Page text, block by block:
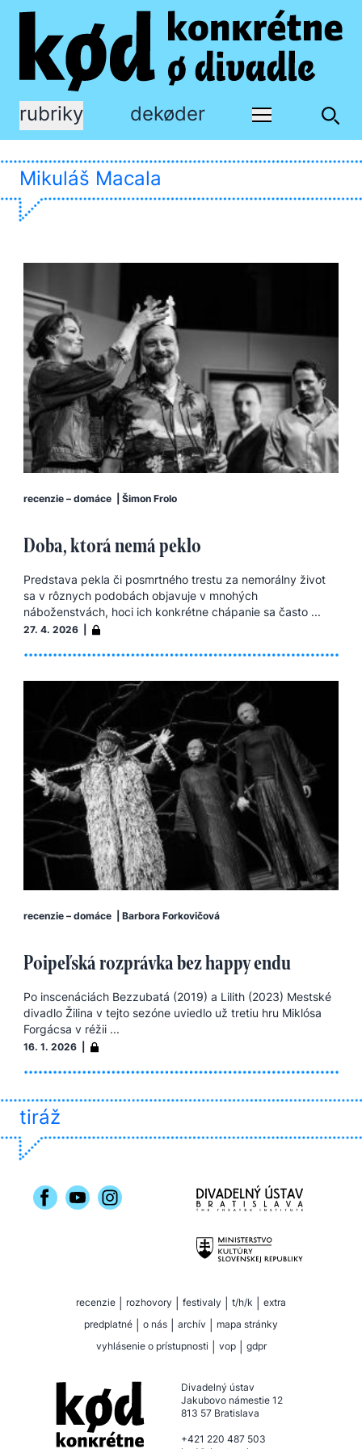
rubriky dekøder
Mikuláš Macala
recenzie – domáce Šimon Frolo
Doba, ktorá nemá peklo
Predstava pekla či posmrtného trestu za nemorálny život
sa v rôznych podobách objavuje v mnohých
náboženstvách, hoci ich konkrétne chápanie sa často ...
27. 4. 2026 |
recenzie – domáce Barbora Forkovičová
Poipeľská rozprávka bez happy endu
Po inscenáciách Bezzubatá (2019) a Lilith (2023) Mestské
divadlo Žilina v tejto sezóne uviedlo už tretiu hru Miklósa
Forgácsa v réžii ...
16. 1. 2026 |
tiráž
recenzie rozhovory festivaly t/h/k
extra
predplatné
o nás archív
mapa stránky
vyhlásenie o prístupnosti
vop gdpr
Divadelný ústav
Jakubovo námestie 12
813 57 Bratislava
+421 220 487 503